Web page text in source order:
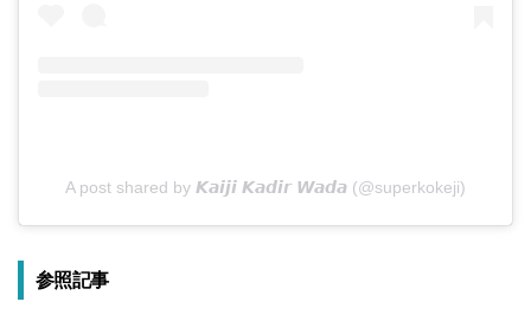
A post shared by 𝙆𝙖𝙞𝙟𝙞 𝙆𝙖𝙙𝙞𝙧 𝙒𝙖𝙙𝙖 (@superkokeji)
参照記事